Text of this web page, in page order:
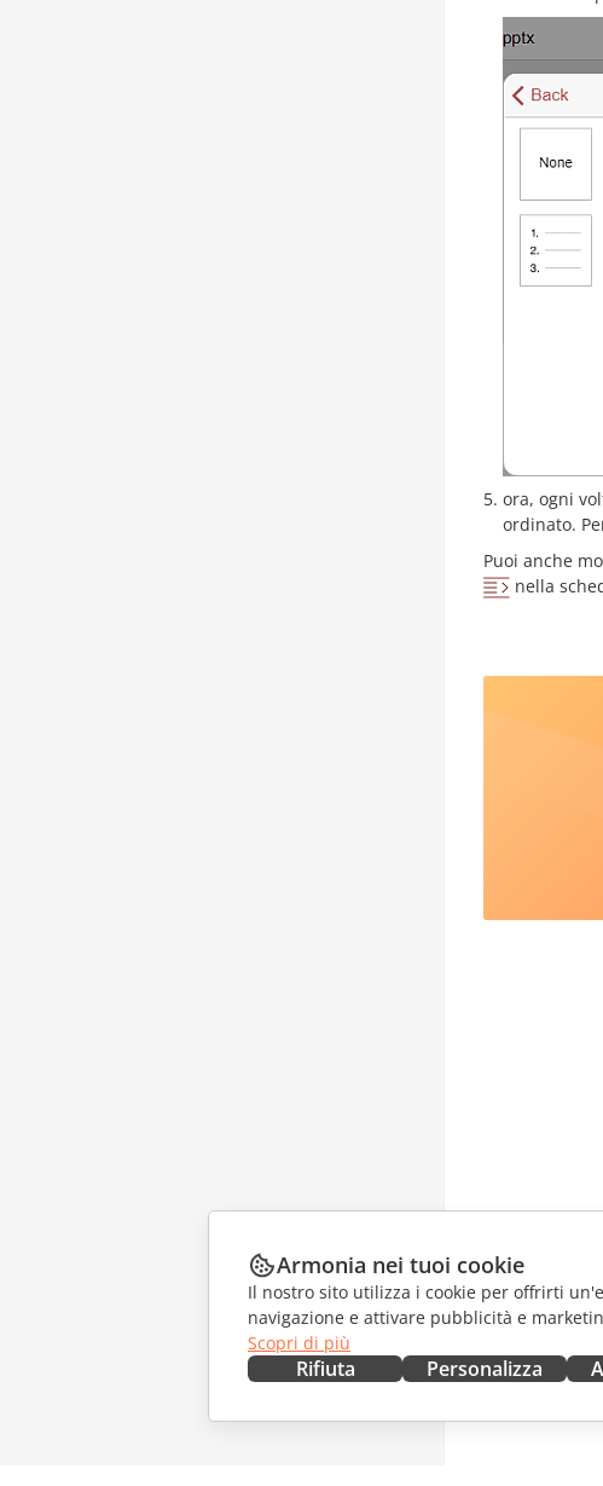
ora, ogni
ordinato.
Puoi anche
nella
Armonia nei tuoi cookie
Il nostro sito utilizza i cookie per offrirti
navigazione e attivare pubblicità e
Scopri di più
Rifiuta Personalizza